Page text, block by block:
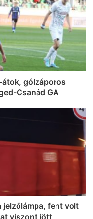
– itt a
átok, gólzáporos
Csanád GA
jelzőlámpa, fent volt
viszont jött